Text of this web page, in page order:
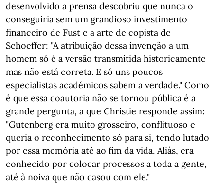
desenvolvido a prensa descobriu que nunca o
conseguiria sem um grandioso investimento
financeiro de Fust e a arte de copista de
Schoeffer: "A atribuição dessa invenção a um
homem só é a versão transmitida historicamente
mas não está correta. E só uns poucos
especialistas académicos sabem a verdade." Como
é que essa coautoria não se tornou pública é a
grande pergunta, a que Christie responde assim:
"Gutenberg era muito grosseiro, conflituoso e
queria o reconhecimento só para si, tendo lutado
por essa memória até ao fim da vida. Aliás, era
conhecido por colocar processos a toda a gente,
até à noiva que não casou com ele."